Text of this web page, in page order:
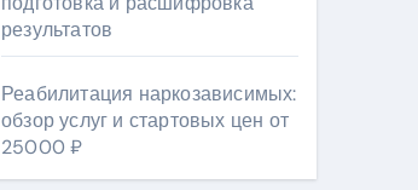
результатов
Реабилитация наркозависимых:
обзор услуг и стартовых цен от
25000 ₽